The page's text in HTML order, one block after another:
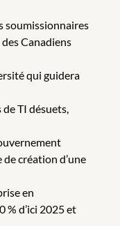
soumissionnaires
Canadiens
qui guidera
TI désuets,
création d’une
en
% d’ici 2025 et